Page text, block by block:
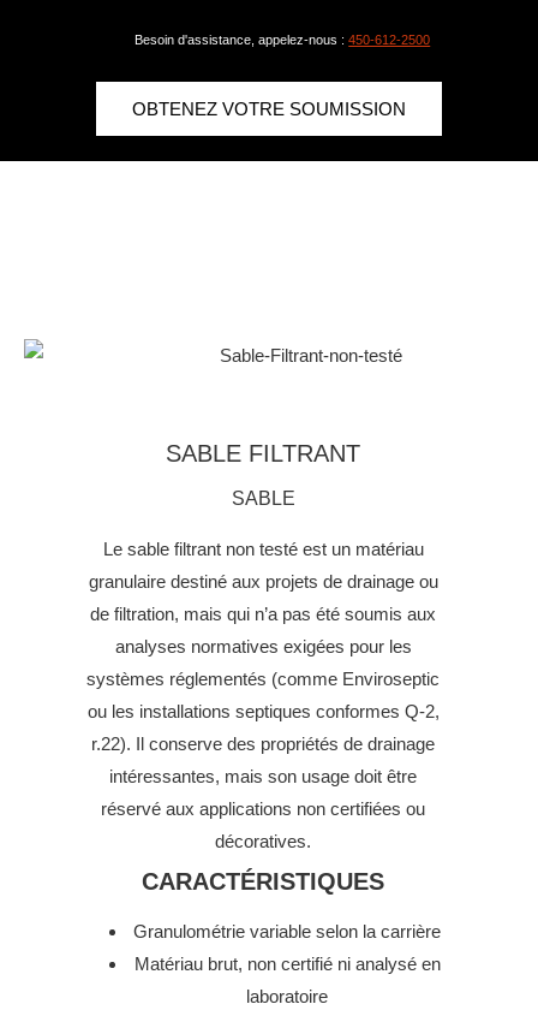
Besoin d'assistance, appelez-nous :450-612-2500
OBTENEZ VOTRE SOUMISSION
SABLE FILTRANT
SABLE
Le sable filtrant non testé est un matériau
granulaire destiné aux projets de drainage ou
de filtration, mais qui n’a pas été soumis aux
analyses normatives exigées pour les
systèmes réglementés (comme Enviroseptic
ou les installations septiques conformes Q‑2,
r.22). Il conserve des propriétés de drainage
intéressantes, mais son usage doit être
réservé aux applications non certifiées ou
décoratives.
CARACTÉRISTIQUES
Granulométrie variable selon la carrière
Matériau brut, non certifié ni analysé en
laboratoire